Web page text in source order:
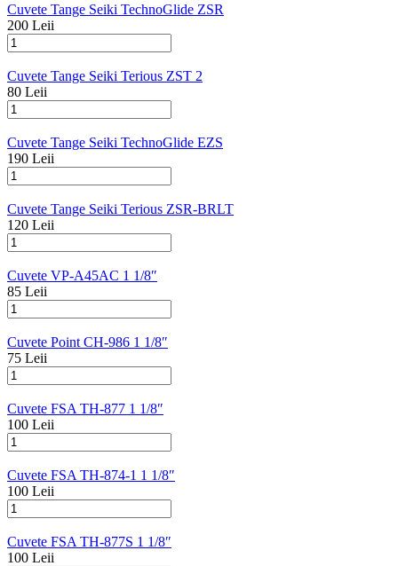
Cuvete Tange Seiki TechnoGlide ZSR
200 Leii
Cuvete Tange Seiki Terious ZST 2
80 Leii
Cuvete Tange Seiki TechnoGlide EZS
190 Leii
Cuvete Tange Seiki Terious ZSR-BRLT
120 Leii
Cuvete VP-A45AC 1 1/8″
85 Leii
Cuvete Point CH-986 1 1/8″
75 Leii
Cuvete FSA TH-877 1 1/8″
100 Leii
Cuvete FSA TH-874-1 1 1/8″
100 Leii
Cuvete FSA TH-877S 1 1/8″
100 Leii